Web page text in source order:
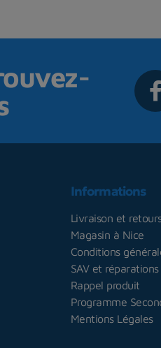
Informations
Livraison et
Magasin à Nice
Conditions
SAV et réparations
Rappel produit
Programme
Mentions Légales